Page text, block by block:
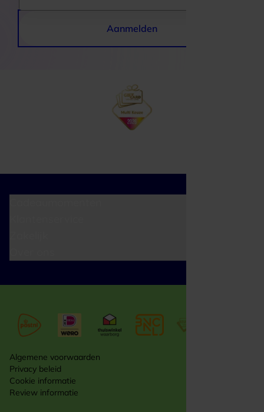
Aanmelden
Algemene voorwaarden
Privacy beleid
Cookie informatie
Review informatie